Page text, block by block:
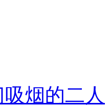
烟的二人